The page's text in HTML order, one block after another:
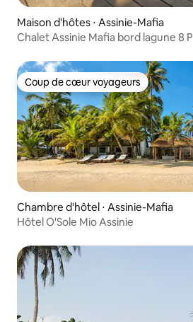
Maison d'hôtes ⋅ Assinie-Mafia
Chalet Assinie Mafia bord lagune 8 P
Coup de cœur voyageurs
Coup de cœur voyageurs
Chambre d'hôtel ⋅ Assinie-Mafia
Hôtel O'Sole Mio Assinie